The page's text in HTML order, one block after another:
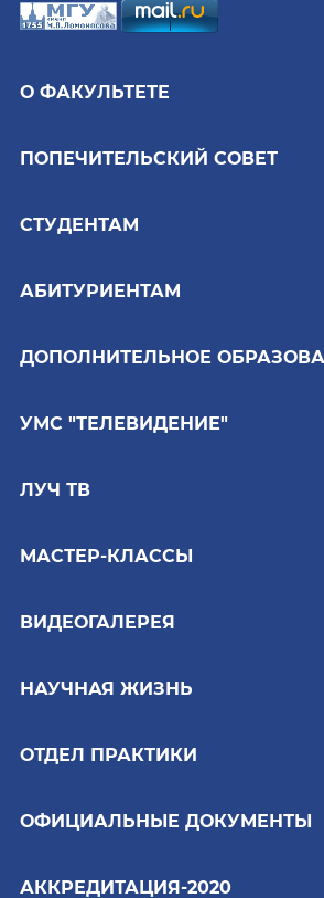
О ФАКУЛЬТЕТЕ
ПОПЕЧИТЕЛЬСКИЙ СОВЕТ
СТУДЕНТАМ
АБИТУРИЕНТАМ
ДОПОЛНИТЕЛЬНОЕ
УМС "ТЕЛЕВИДЕНИЕ"
ЛУЧ ТВ
МАСТЕР-КЛАССЫ
ВИДЕОГАЛЕРЕЯ
НАУЧНАЯ ЖИЗНЬ
ОТДЕЛ ПРАКТИКИ
ОФИЦИАЛЬНЫЕ ДОКУМЕНТЫ
АККРЕДИТАЦИЯ-2020